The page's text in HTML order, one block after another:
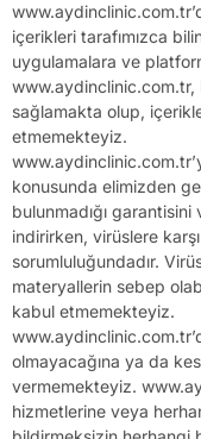
içerikleri tarafımızca
uygulamalara ve
www.aydinclinic.com.tr,
sağlamakta olup,
etmemekteyiz.
konusunda elimizden
bulunmadığı
indirirken, virüslere
sorumluluğundadır.
materyallerin sebep
kabul etmemekteyiz.
olmayacağına ya da
vermemekteyiz.
hizmetlerine veya